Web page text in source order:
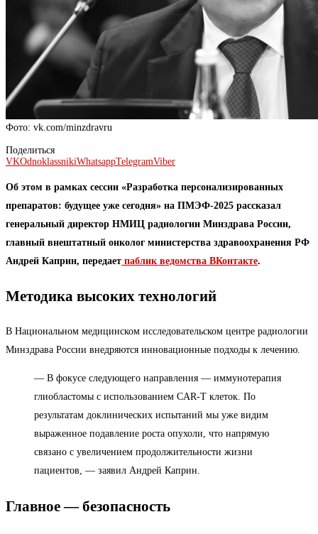
Фото: vk.com/minzdravru
Поделиться
VKOdnoklassnikiWhatsappTelegramViber
Об этом в рамках сессии «Разработка персонализированных
препаратов: будущее уже сегодня» на ПМЭФ-2025 рассказал
генеральный директор НМИЦ радиологии Минздрава России,
главный внештатный онколог министерства здравоохранения РФ
Андрей Каприн, передает паблик ведомства ВКонтакте.
Методика высоких технологий
В Национальном медицинском исследовательском центре радиологии
Минздрава России внедряются инновационные подходы к лечению.
— В фокусе следующего направления — иммунотерапия
глиобластомы с использованием CAR-T клеток. По
результатам доклинических испытаний мы уже видим
выраженное подавление роста опухоли, что напрямую
связано с увеличением продолжительности жизни
пациентов, — заявил Андрей Каприн.
Главное — безопасность